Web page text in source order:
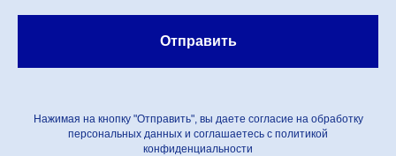
Отправить
Нажимая на кнопку "Отправить", вы даете согласие на обработку
персональных данных и соглашаетесь c политикой
конфиденциальности